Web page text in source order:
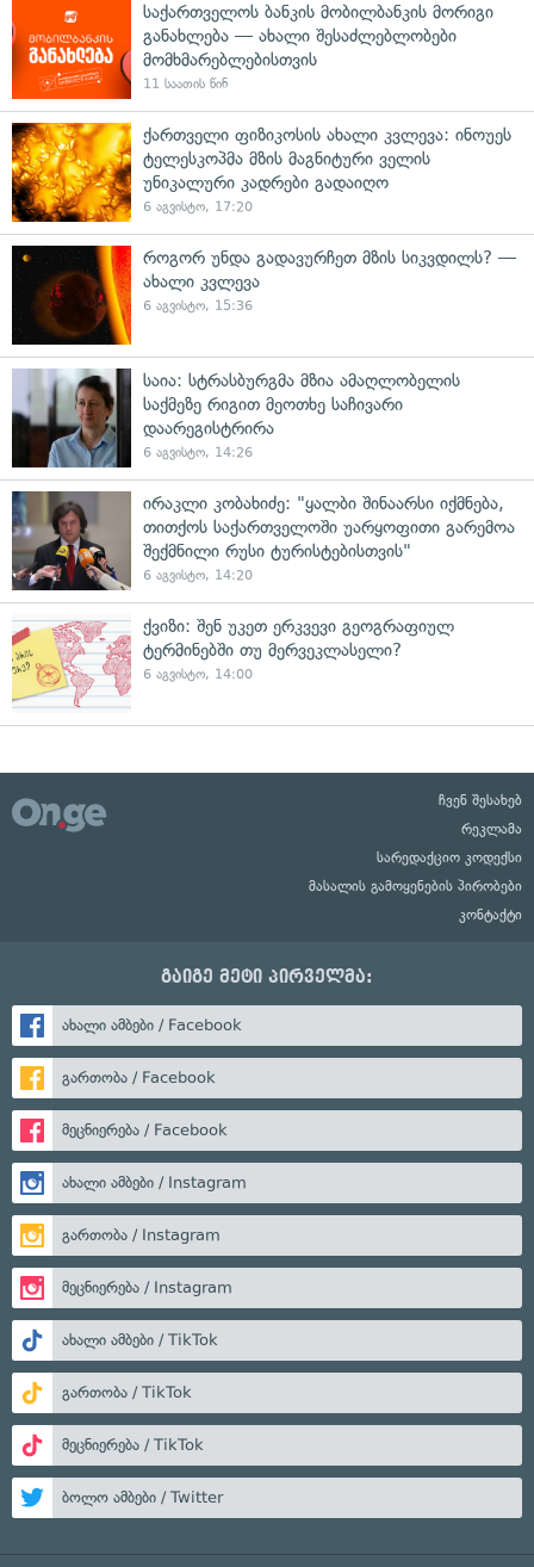
საქართველოს ბანკის მობილბანკის მორიგი
განახლება — ახალი შესაძლებლობები
მომხმარებლებისთვის
11 საათის წინ
ქართველი ფიზიკოსის ახალი კვლევა: ინოუეს
ტელესკოპმა მზის მაგნიტური ველის
უნიკალური კადრები გადაიღო
6 აგვისტო, 17:20
როგორ უნდა გადავურჩეთ მზის სიკვდილს? —
ახალი კვლევა
6 აგვისტო, 15:36
საია: სტრასბურგმა მზია ამაღლობელის
საქმეზე რიგით მეოთხე საჩივარი
დაარეგისტრირა
6 აგვისტო, 14:26
ირაკლი კობახიძე: "ყალბი შინაარსი იქმნება,
თითქოს საქართველოში უარყოფითი გარემოა
შექმნილი რუსი ტურისტებისთვის"
6 აგვისტო, 14:20
ქვიზი: შენ უკეთ ერკვევი გეოგრაფიულ
ტერმინებში თუ მერვეკლასელი?
6 აგვისტო, 14:00
ჩვენ შესახებ
რეკლამა
სარედაქციო კოდექსი
მასალის გამოყენების პირობები
კონტაქტი
გაიგე მეტი პირველმა:
ახალი ამბები / Facebook
გართობა / Facebook
მეცნიერება / Facebook
ახალი ამბები / Instagram
გართობა / Instagram
მეცნიერება / Instagram
ახალი ამბები / TikTok
გართობა / TikTok
მეცნიერება / TikTok
ბოლო ამბები / Twitter